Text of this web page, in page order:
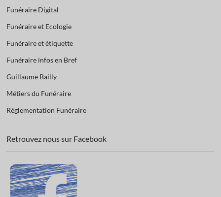
Funéraire Digital
Funéraire et Ecologie
Funéraire et étiquette
Funéraire infos en Bref
Guillaume Bailly
Métiers du Funéraire
Réglementation Funéraire
Retrouvez nous sur Facebook